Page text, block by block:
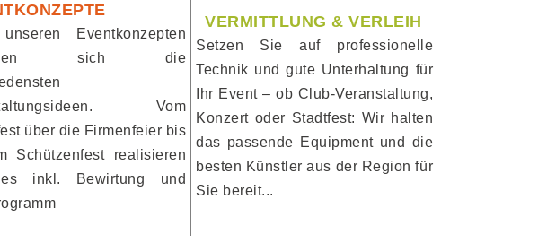
Eventkonzepten
sich die
Vom
über die Firmenfeier bis
Schützenfest realisieren
inkl. Bewirtung und
VERMITTLUNG & VERLEIH
Setzen Sie auf professionelle
Technik und gute Unterhaltung für
Ihr Event – ob Club-Veranstaltung,
Konzert oder Stadtfest: Wir halten
das passende Equipment und die
besten Künstler aus der Region für
Sie bereit...